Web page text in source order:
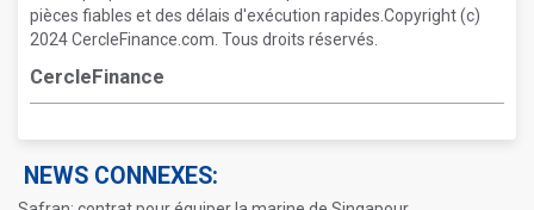
pièces fiables et des délais d'exécution rapides.Copyright (c)
2024 CercleFinance.com. Tous droits réservés.
CercleFinance
NEWS CONNEXES: